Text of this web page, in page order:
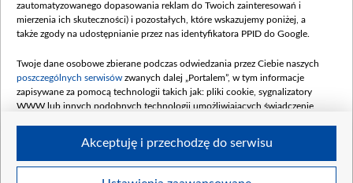
zautomatyzowanego dopasowania reklam do Twoich zainteresowań i
mierzenia ich skuteczności) i pozostałych, które wskazujemy poniżej, a
także zgody na udostępnianie przez nas identyfikatora PPID do Google.
Twoje dane osobowe zbierane podczas odwiedzania przez Ciebie naszych
poszczególnych serwisów zwanych dalej „Portalem”, w tym informacje
zapisywane za pomocą technologii takich jak: pliki cookie, sygnalizatory
WWW lub innych podobnych technologii umożliwiających świadczenie
Twoje dane osobowe zbierane podczas odwiedzania przez Ciebie
Akceptuję i przechodzę do serwisu